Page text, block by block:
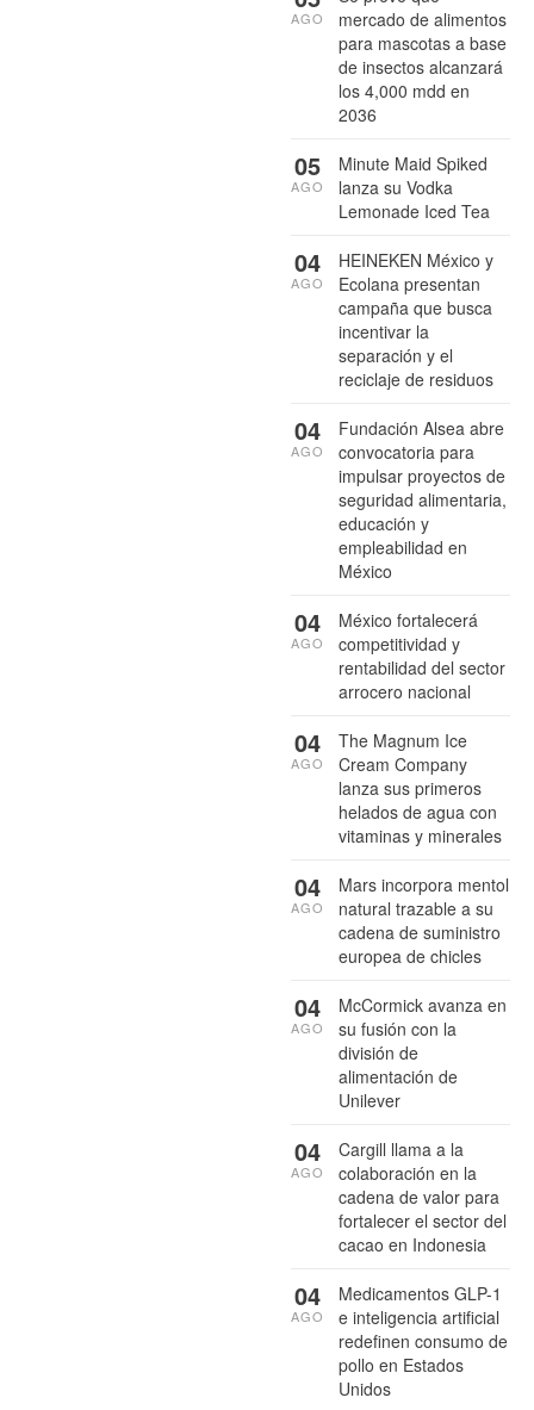
mercado de alimentos
para mascotas a base
de insectos alcanzará
los 4,000 mdd en
2036
AGO
Minute Maid Spiked
lanza su Vodka
Lemonade Iced Tea
05
AGO
HEINEKEN México y
Ecolana presentan
campaña que busca
incentivar la
separación y el
reciclaje de residuos
04
AGO
Fundación Alsea abre
convocatoria para
impulsar proyectos de
seguridad alimentaria,
educación y
empleabilidad en
México
04
AGO
México fortalecerá
competitividad y
rentabilidad del sector
arrocero nacional
04
AGO
The Magnum Ice
Cream Company
lanza sus primeros
helados de agua con
vitaminas y minerales
04
AGO
Mars incorpora mentol
natural trazable a su
cadena de suministro
europea de chicles
04
AGO
McCormick avanza en
su fusión con la
división de
alimentación de
Unilever
04
AGO
Cargill llama a la
colaboración en la
cadena de valor para
fortalecer el sector del
cacao en Indonesia
04
AGO
Medicamentos GLP-1
e inteligencia artificial
redefinen consumo de
pollo en Estados
Unidos
04
AGO